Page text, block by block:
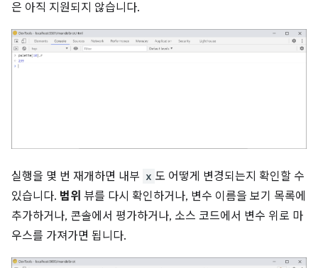
은 아직 지원되지 않습니다.
실행을 몇 번 재개하면 내부 x 도 어떻게 변경되는지 확인할 수
있습니다. 범위 뷰를 다시 확인하거나, 변수 이름을 보기 목록에
추가하거나, 콘솔에서 평가하거나, 소스 코드에서 변수 위로 마
우스를 가져가면 됩니다.